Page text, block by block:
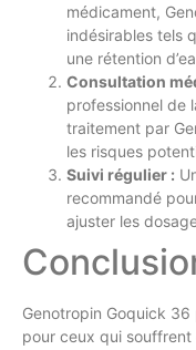
médicament,
indésirables tels
une rétention
Consultation
professionnel de
traitement par
les risques
Suivi régulier :
recommandé
ajuster les
Genotropin Goquick
pour ceux qui